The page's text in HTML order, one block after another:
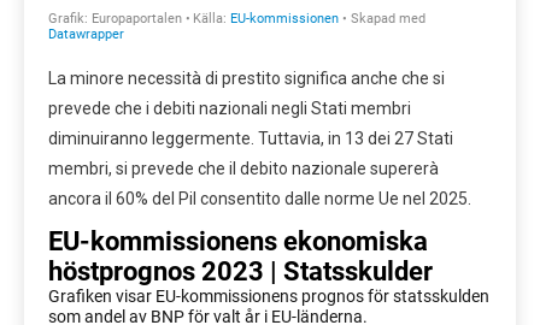
La minore necessità di prestito significa anche che si
prevede che i debiti nazionali negli Stati membri
diminuiranno leggermente. Tuttavia, in 13 dei 27 Stati
membri, si prevede che il debito nazionale supererà
ancora il 60% del Pil consentito dalle norme Ue nel 2025.